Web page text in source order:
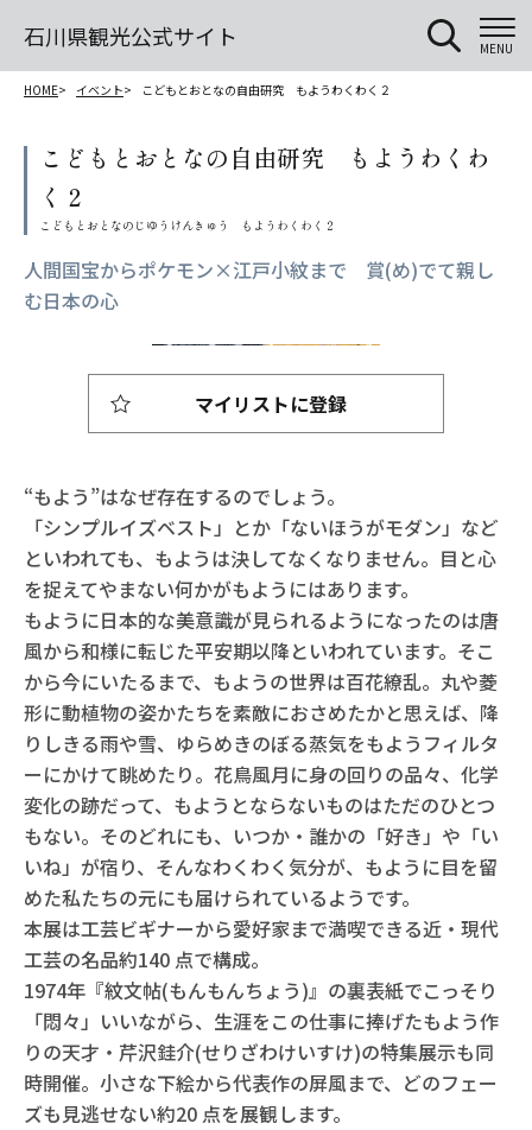
石川県観光公式サイト MENU
HOME イベント こどもとおとなの自由研究 もようわくわく２
こどもとおとなの自由研究 もようわくわ
く２
人間国宝からポケモン×江戸小紋まで 賞(め)でて親し
む日本の心
“もよう”はなぜ存在するのでしょう。
「シンプルイズベスト」とか「ないほうがモダン」など
といわれても、もようは決してなくなりません。目と心
を捉えてやまない何かがもようにはあります。
もように日本的な美意識が見られるようになったのは唐
風から和様に転じた平安期以降といわれています。そこ
から今にいたるまで、もようの世界は百花繚乱。丸や菱
形に動植物の姿かたちを素敵におさめたかと思えば、降
りしきる雨や雪、ゆらめきのぼる蒸気をもようフィルタ
ーにかけて眺めたり。花鳥風月に身の回りの品々、化学
変化の跡だって、もようとならないものはただのひとつ
もない。そのどれにも、いつか・誰かの「好き」や「い
いね」が宿り、そんなわくわく気分が、もように目を留
めた私たちの元にも届けられているようです。
本展は工芸ビギナーから愛好家まで満喫できる近・現代
工芸の名品約140 点で構成。
1974年『紋文帖(もんもんちょう)』の裏表紙でこっそり
「悶々」いいながら、生涯をこの仕事に捧げたもよう作
りの天才・芹沢銈介(せりざわけいすけ)の特集展示も同
時開催。小さな下絵から代表作の屏風まで、どのフェー
ズも見逃せない約20 点を展観します。
マイリストに登録